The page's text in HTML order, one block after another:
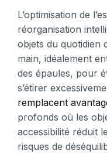
L’optimisation de
réorganisation
objets du quotidien
main, idéalement
des épaules, pour
s’étirer
remplacent
profonds où les
accessibilité réduit
risques de